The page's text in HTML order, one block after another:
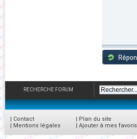
RECHERCHE FORUM
| Contact
| Mentions légales
| Plan du site
| Ajouter à mes favoris